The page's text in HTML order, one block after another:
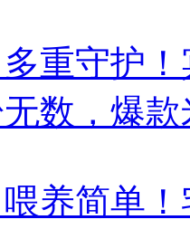
重守护
数，爆
养简单